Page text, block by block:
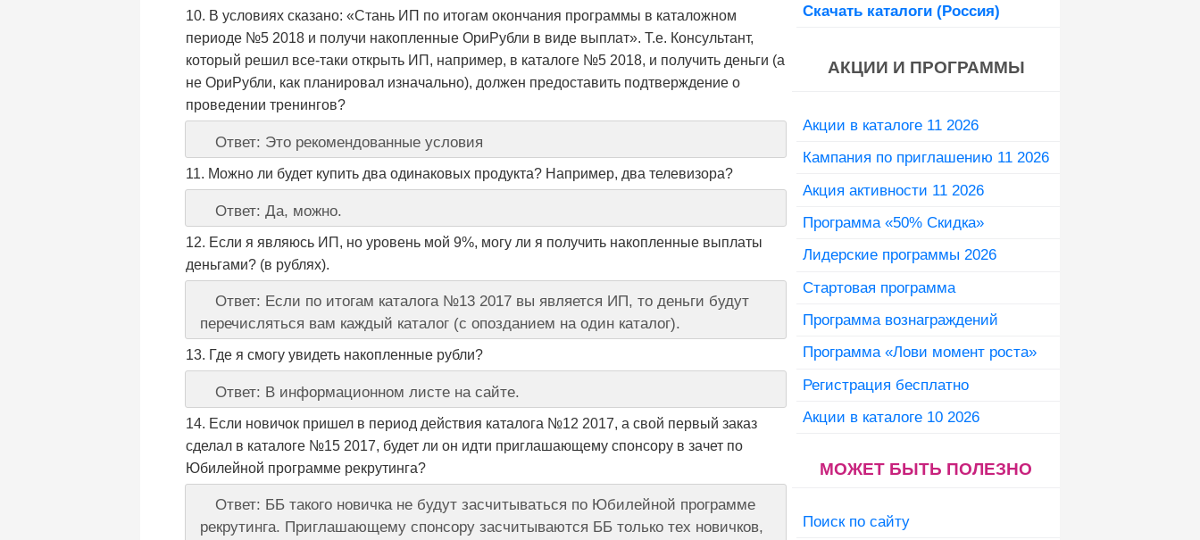
В условиях сказано: «Стань ИП по итогам окончания программы в каталожном
периоде №5 2018 и получи накопленные ОриРубли в виде выплат». Т.е. Консультант,
который решил все-таки открыть ИП, например, в каталоге №5 2018, и получить деньги (а
не ОриРубли, как планировал изначально), должен предоставить подтверждение о
проведении тренингов?
Ответ: Это рекомендованные условия
Можно ли будет купить два одинаковых продукта? Например, два телевизора?
Ответ: Да, можно.
Если я являюсь ИП, но уровень мой 9%, могу ли я получить накопленные выплаты
деньгами? (в рублях).
Ответ: Если по итогам каталога №13 2017 вы является ИП, то деньги будут
перечисляться вам каждый каталог (с опозданием на один каталог).
Где я смогу увидеть накопленные рубли?
Ответ: В информационном листе на сайте.
Если новичок пришел в период действия каталога №12 2017, а свой первый заказ
сделал в каталоге №15 2017, будет ли он идти приглашающему спонсору в зачет по
Юбилейной программе рекрутинга?
Ответ: ББ такого новичка не будут засчитываться по Юбилейной программе
рекрутинга. Приглашающему спонсору засчитываются ББ только тех новичков,
Скачать каталоги (Россия)
АКЦИИ И ПРОГРАММЫ
Акции в каталоге 11 2026
Кампания по приглашению 11 2026
Акция активности 11 2026
Программа «50% Скидка»
Лидерские программы 2026
Стартовая программа
Программа вознаграждений
Программа «Лови момент роста»
Регистрация бесплатно
Акции в каталоге 10 2026
МОЖЕТ БЫТЬ ПОЛЕЗНО
Поиск по сайту